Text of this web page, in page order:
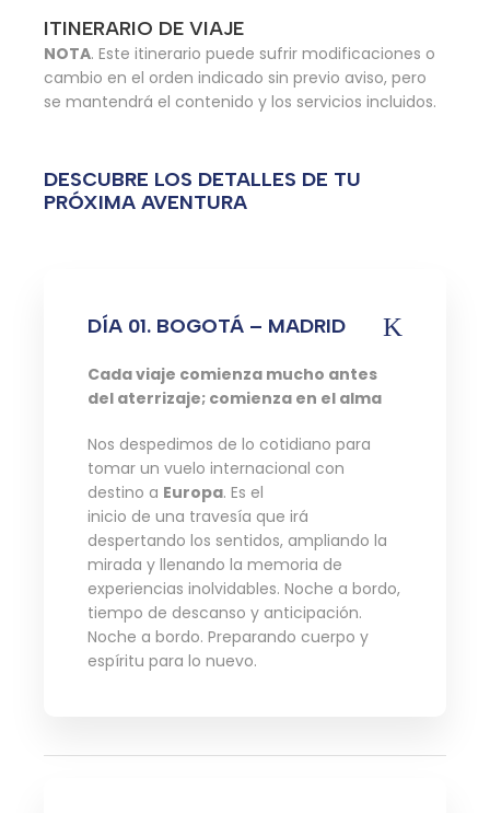
ITINERARIO DE VIAJE
NOTA. Este itinerario puede sufrir modificaciones o
cambio en el orden indicado sin previo aviso, pero
se mantendrá el contenido y los servicios incluidos.
DESCUBRE LOS DETALLES DE TU
PRÓXIMA AVENTURA
DÍA 01. BOGOTÁ – MADRID
Cada viaje comienza mucho antes
del aterrizaje; comienza en el alma
Nos despedimos de lo cotidiano para
tomar un vuelo internacional con
destino a Europa. Es el
inicio de una travesía que irá
despertando los sentidos, ampliando la
mirada y llenando la memoria de
experiencias inolvidables. Noche a bordo,
tiempo de descanso y anticipación.
Noche a bordo. Preparando cuerpo y
espíritu para lo nuevo.